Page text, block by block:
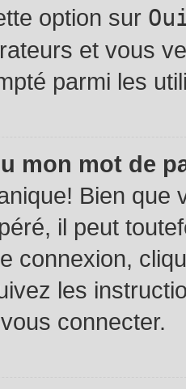
option sur
et vous
parmi les
mon mot de
Bien que
il peut
connexion,
les
connecter.